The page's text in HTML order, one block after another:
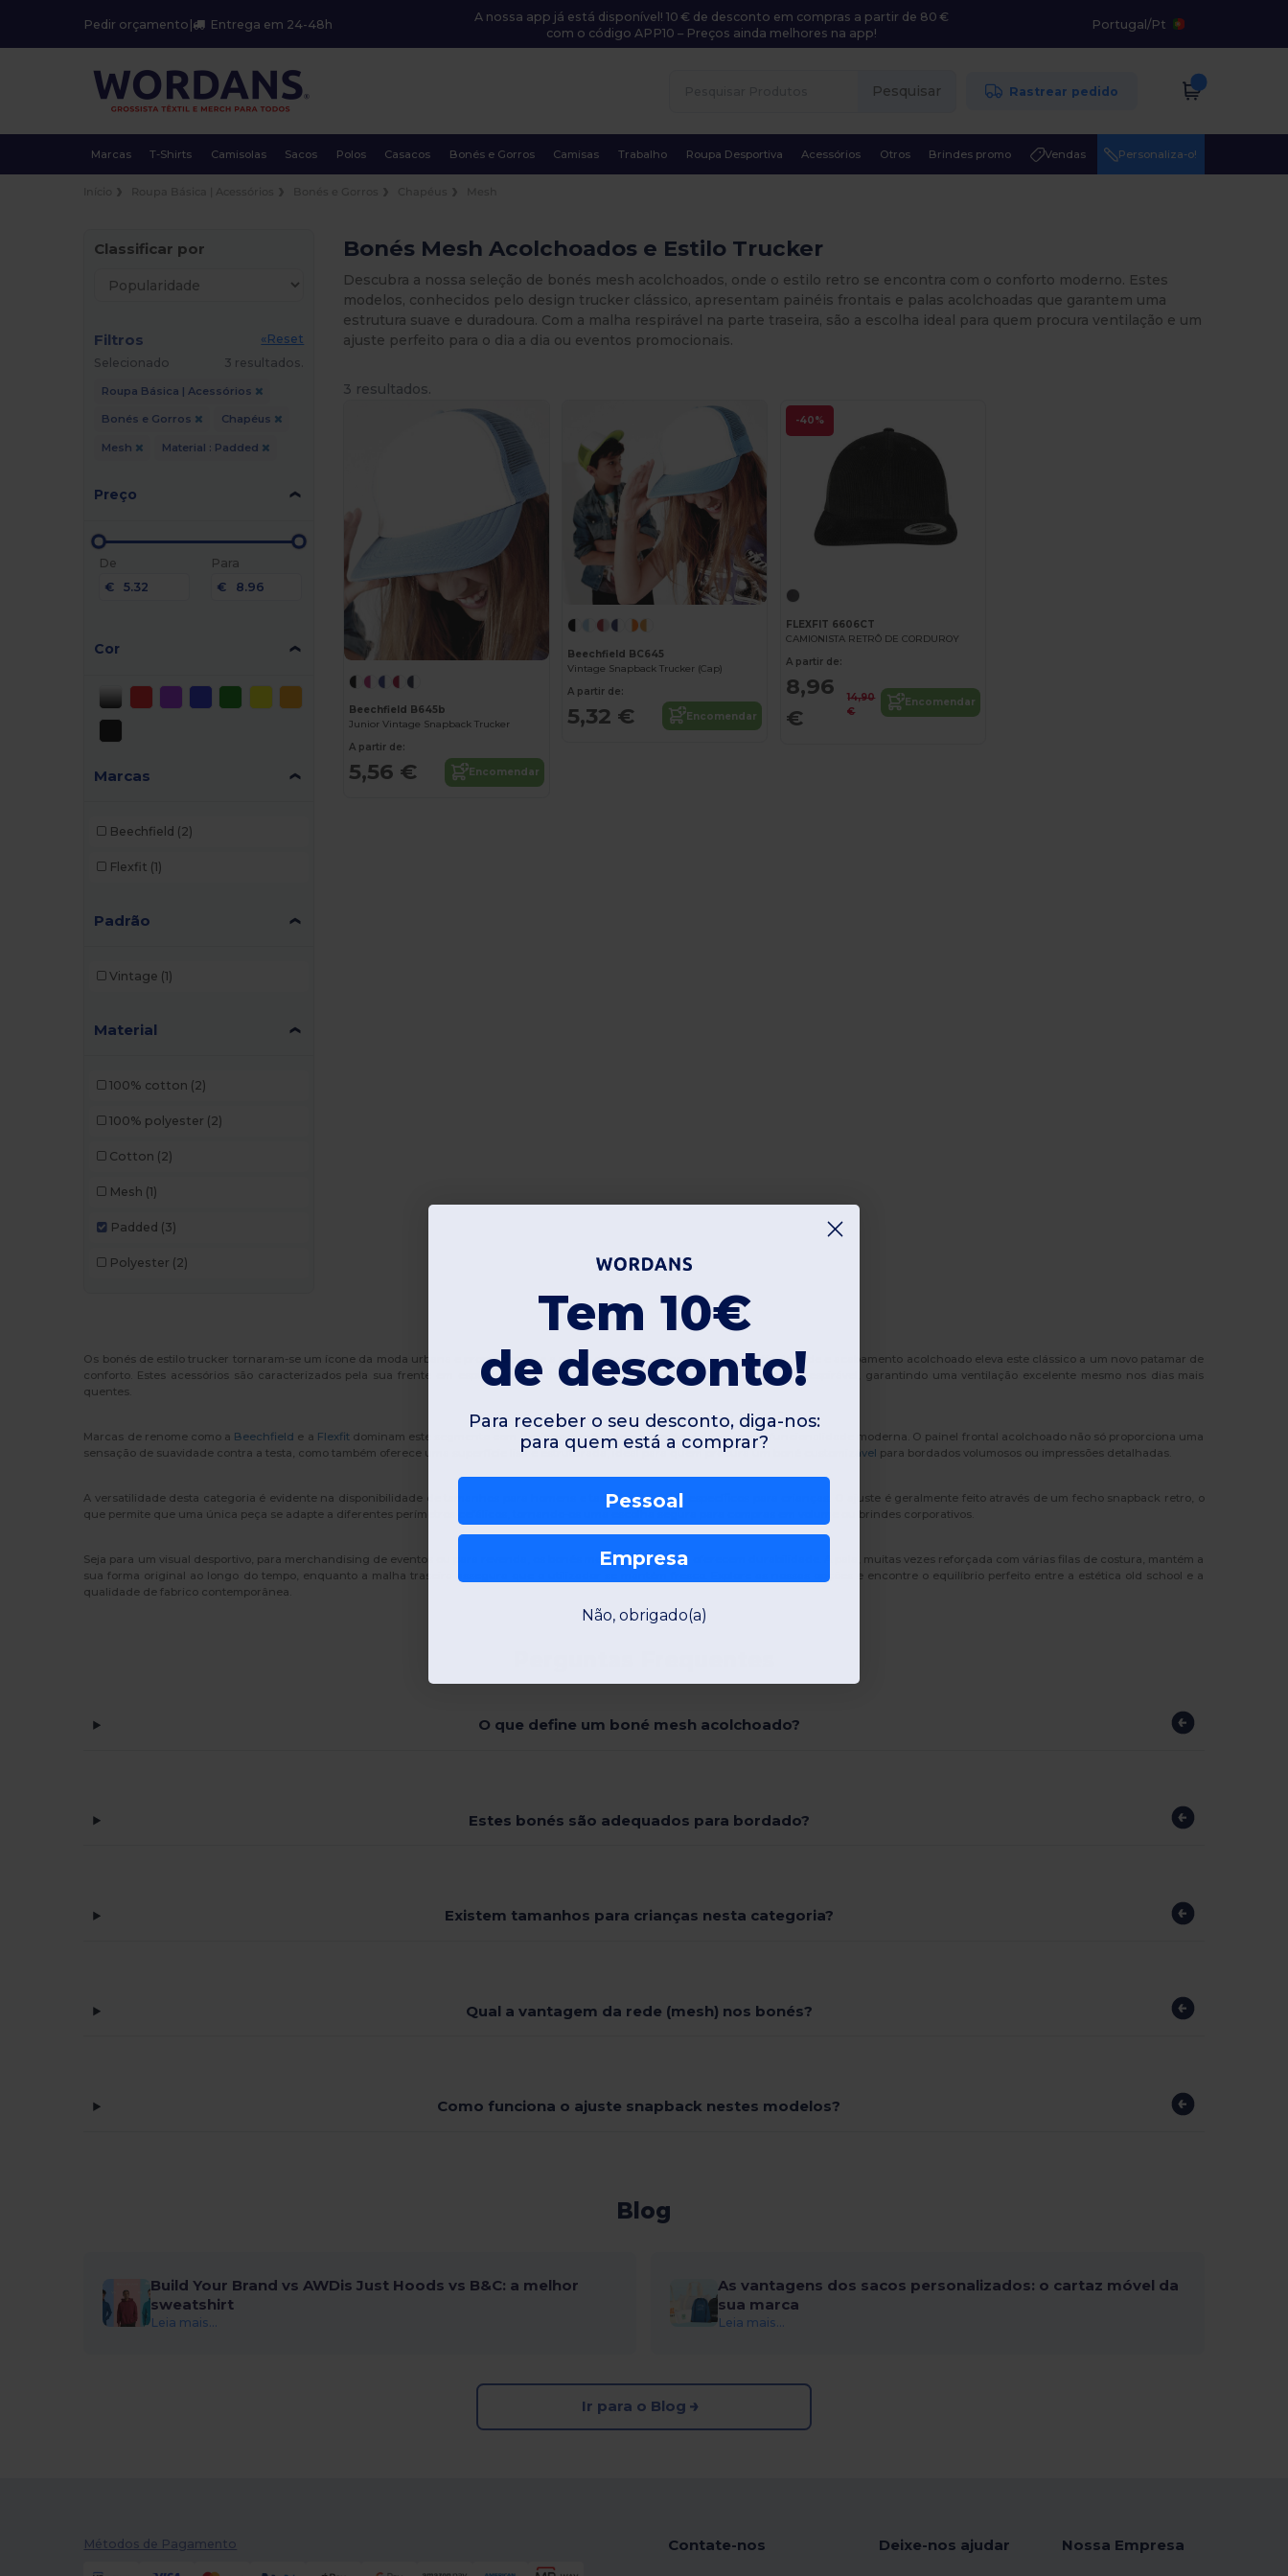
Pedir orçamento | Entrega em 24-48h
A nossa app já está disponível! 10 € de desconto em compras a partir de 80 €
com o código APP10 – Preços ainda melhores na app!
Portugal/Pt
Pesquisar Rastrear pedido
Marcas T-Shirts Camisolas Sacos Polos Casacos Bonés e Gorros Camisas Trabalho Roupa Desportiva Acessórios Otros Brindes promo Vendas Personaliza-o!
Classificar por
Filtros
«Reset
Selecionado
3 resultados.
Roupa Básica | Acessórios
Bonés e Gorros Chapéus
Mesh Material : Padded
Preço
De
€
Para
€
Cor
Marcas
Beechfield (2)
Flexfit (1)
Padrão
Vintage (1)
Material
100% cotton (2)
100% polyester (2)
Cotton (2)
Mesh (1)
Padded (3)
Polyester (2)
Bonés Mesh Acolchoados e Estilo Trucker
Descubra a nossa seleção de bonés mesh acolchoados, onde o estilo retro se encontra com o conforto moderno. Estes
modelos, conhecidos pelo design trucker clássico, apresentam painéis frontais e palas acolchoadas que garantem uma
estrutura suave e duradoura. Com a malha respirável na parte traseira, são a escolha ideal para quem procura ventilação e um
ajuste perfeito para o dia a dia ou eventos promocionais.
3 resultados.
Beechfield B645b
Junior Vintage Snapback Trucker
A partir de:
5,56 € Encomendar
Beechfield BC645
Vintage Snapback Trucker (Cap)
A partir de:
5,32 € Encomendar
-40%
FLEXFIT 6606CT
CAMIONISTA RETRÔ DE CORDUROY
A partir de:
8,96
€
14,90
€
Encomendar
Os bonés de estilo trucker tornaram-se um ícone da moda urbana e promocional, e a nossa coleção de modelos com painéis de rede e acabamento acolchoado eleva este clássico a um novo patamar de
conforto. Estes acessórios são caracterizados pela sua frente em espuma ou tecido reforçado e pela parte traseira em malha respirável, garantindo uma ventilação excelente mesmo nos dias mais
quentes.
Marcas de renome como a Beechfield e a Flexfitdominam este segmento com designs que fundem o aspeto vintage com a funcionalidade moderna. O painel frontal acolchoado não só proporciona uma
sensação de suavidade contra a testa, como também oferece uma superfície lisa e estruturada, ideal para quem procura um boné
customizável para bordados volumosos ou impressões detalhadas.
A versatilidade desta categoria é evidente na disponibilidade de tamanhos para e também modelos específicos para
. O ajuste é geralmente feito através de um fecho snapback retro, o
que permite que uma única peça se adapte a diferentes perímetros cefálicos, tornando-os uma escolha segura para compras em volume ou brindes corporativos.
Seja para um visual desportivo, para merchandising de eventos ou para revenda, os bonés mesh acolchoados oferecem durabilidade. A pala, muitas vezes reforçada com várias filas de costura, mantém a
sua forma original ao longo do tempo, enquanto a malha traseira assegura que o utilizador se mantém fresco. Explore as nossas opções e encontre o equilíbrio perfeito entre a estética old school e a
qualidade de fabrico contemporânea.
O que define um boné mesh acolchoado?
Estes bonés são adequados para bordado?
Existem tamanhos para crianças nesta categoria?
Qual a vantagem da rede (mesh) nos bonés?
Como funciona o ajuste snapback nestes modelos?
Blog
Build Your Brand vs AWDis Just Hoods vs B&C: a melhor
sweatshirt
Leia mais...
As vantagens dos sacos personalizados: o cartaz móvel da
sua marca
Leia mais...
Ir para o Blog
Métodos de Pagamento Contate-nos Deixe-nos ajudar Nossa Empresa
Tem 10€
de desconto!
Para receber o seu desconto, diga-nos:
para quem está a comprar?
Pessoal
Empresa
Não, obrigado(a)